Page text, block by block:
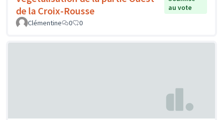
de la Croix-Rousse
au vote
Clémentine
0 0